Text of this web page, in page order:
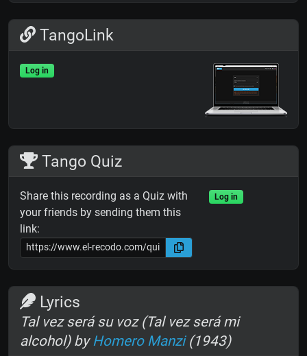
TangoLink
Log in
Tango Quiz
Share this recording as a Quiz with
your friends by sending them this
link:
Log in
Lyrics
Tal vez será su voz (Tal vez será mi
alcohol) byHomero Manzi(1943)